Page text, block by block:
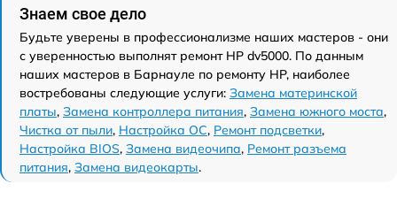
Знаем свое дело
Будьте уверены в профессионализме наших мастеров - они
с уверенностью выполнят ремонт HP dv5000. По данным
наших мастеров в Барнауле по ремонту HP, наиболее
востребованы следующие услуги: Замена материнской
платы, Замена контроллера питания, Замена южного моста,
Чистка от пыли, Настройка ОС, Ремонт подсветки,
Настройка BIOS, Замена видеочипа, Ремонт разъема
питания, Замена видеокарты.